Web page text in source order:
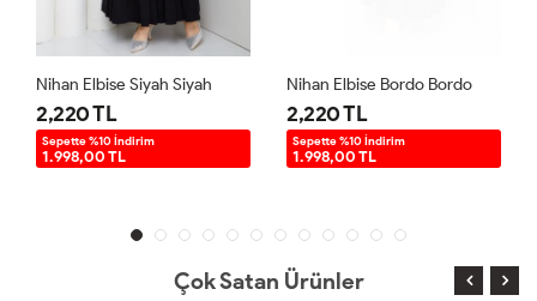
Nihan Elbise Siyah Siyah
2,220 TL
Sepette %10 İndirim
1.998,00 TL
Nihan Elbise Bordo Bordo
2,220 TL
Sepette %10 İndirim
1.998,00 TL
Çok Satan Ürünler